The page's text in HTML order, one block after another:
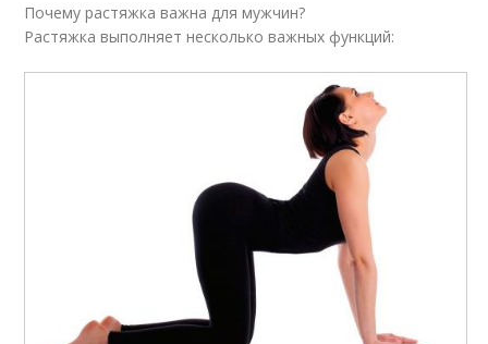
Почему растяжка важна для мужчин?
Растяжка выполняет несколько важных функций: